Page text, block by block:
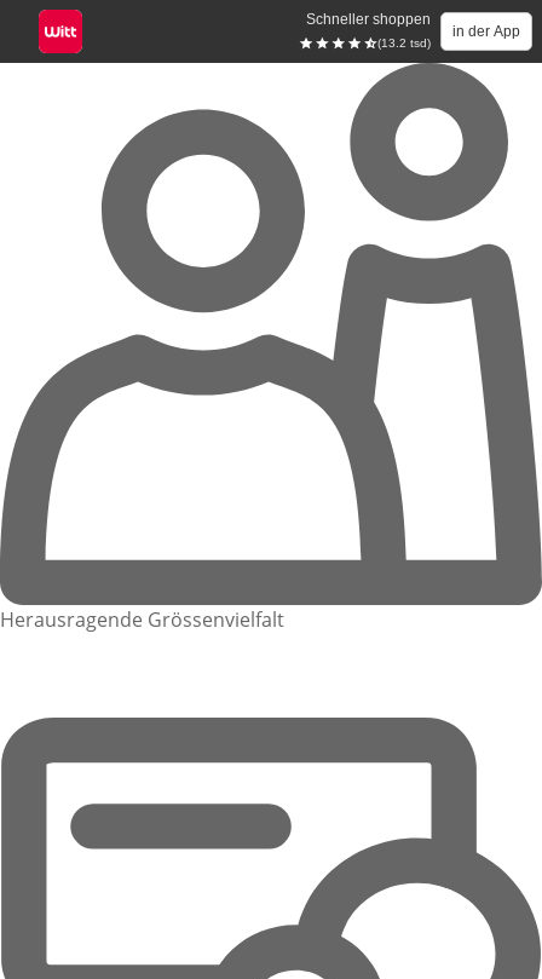
Schneller shoppen
(13.2 tsd)
in der App
Herausragende Grössenvielfalt